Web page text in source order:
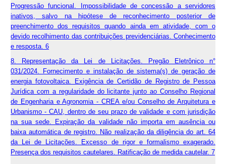
Progressão funcional. Impossibilidade de concessão a servidores
inativos, salvo na hipótese de reconhecimento posterior de
preenchimento dos requisitos quando ainda em atividade, com o
devido recolhimento das contribuições previdenciárias. Conhecimento
e resposta. 6
8. Representação da Lei de Licitações. Pregão Eletrônico n°
031/2024. Fornecimento e instalação de sistema(s) de geração de
energia fotovoltaica. Exigência de Certidão de Registro de Pessoa
Jurídica com a regularidade do licitante junto ao Conselho Regional
de Engenharia e Agronomia - CREA e/ou Conselho de Arquitetura e
Urbanismo - CAU, dentro de seu prazo de validade e com jurisdição
na sua sede. Expiração da validade não importa em ausência ou
baixa automática de registro. Não realização da diligência do art. 64
da Lei de Licitações. Excesso de rigor e formalismo exagerado.
Presença dos requisitos cautelares. Ratificação de medida cautelar. 7